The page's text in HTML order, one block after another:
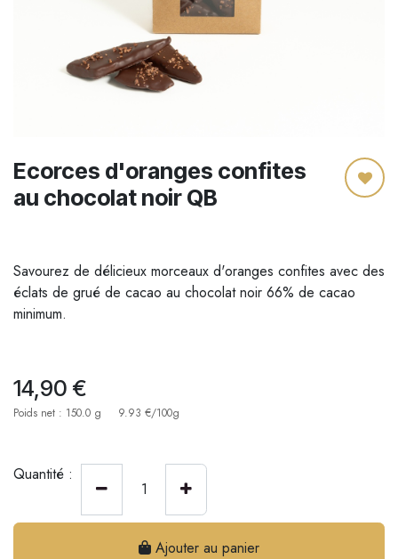
Ecorces d'oranges confites
au chocolat noir QB
Savourez de délicieux morceaux d'oranges confites avec des
éclats de grué de cacao au chocolat noir 66% de cacao
minimum.
14,90 €
Poids net : 150.0 g 9.93 €/100g
Quantité :
Ajouter au panier